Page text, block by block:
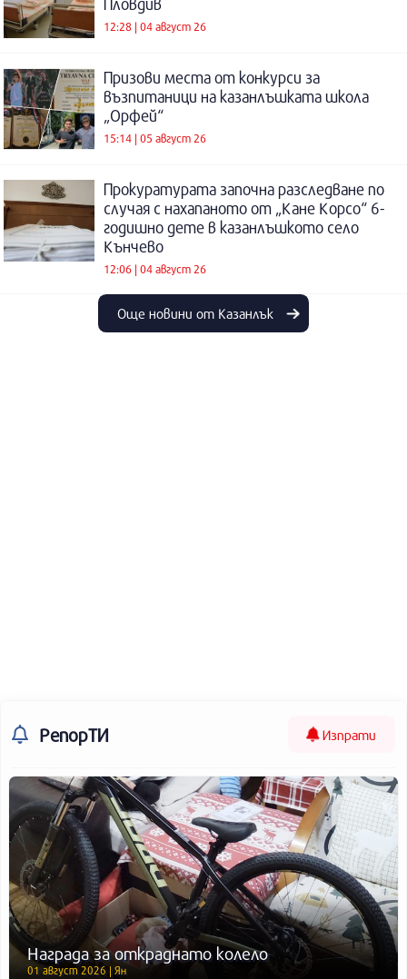
12:28 | 04 август 26
Призови места от конкурси за
възпитаници на казанлъшката школа
„Орфей“
15:14 | 05 август 26
Прокуратурата започна разследване по
случая с нахапаното от „Кане Корсо“ 6-
годишно дете в казанлъшкото село
Кънчево
12:06 | 04 август 26
Още новини от Казанлък
РепорТИ Изпрати
Награда за откраднато колело
01 август 2026 | Ян